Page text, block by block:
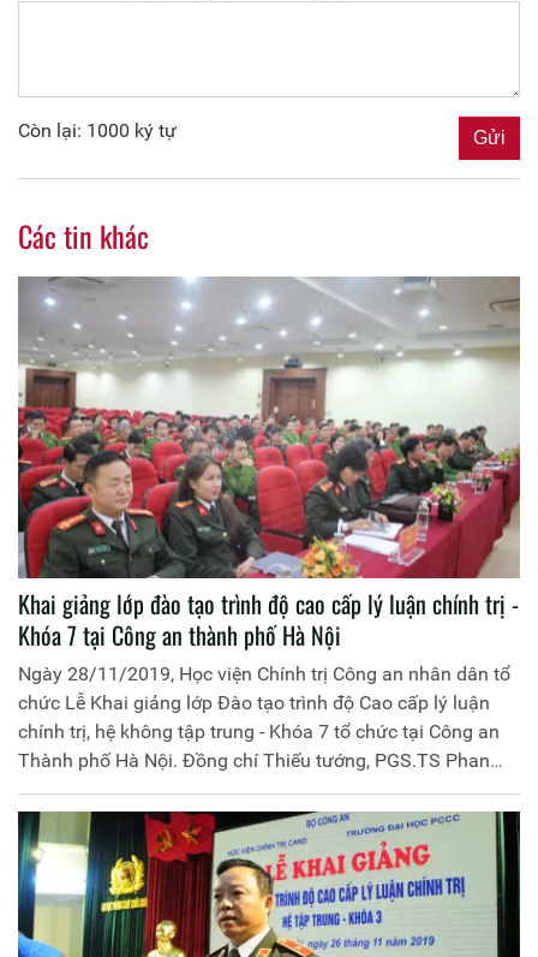
Còn lại: 1000 ký tự
Các tin khác
Khai giảng lớp đào tạo trình độ cao cấp lý luận chính trị -
Khóa 7 tại Công an thành phố Hà Nội
Ngày 28/11/2019, Học viện Chính trị Công an nhân dân tổ
chức Lễ Khai giảng lớp Đào tạo trình độ Cao cấp lý luận
chính trị, hệ không tập trung - Khóa 7 tổ chức tại Công an
Thành phố Hà Nội. Đồng chí Thiếu tướng, PGS.TS Phan
Xuân Tuy, Phó Giám đốc Học viện Chính trị CAND chủ trì
buổi Lễ